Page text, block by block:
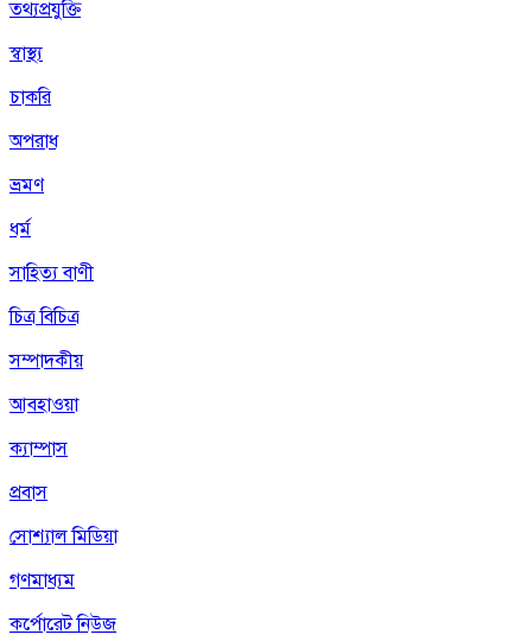
তথ্যপ্রযুক্তি
স্বাস্থ্য
চাকরি
অপরাধ
ভ্রমণ
ধর্ম
সাহিত্য বাণী
চিত্র বিচিত্র
সম্পাদকীয়
আবহাওয়া
ক্যাম্পাস
প্রবাস
সোশ্যাল মিডিয়া
গণমাধ্যম
কর্পোরেট নিউজ